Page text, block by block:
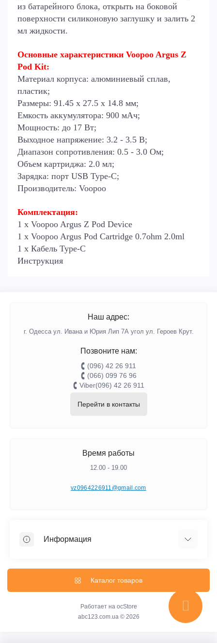
из батарейного блока, открыть на боковой
поверхности силиконовую заглушку и залить 2
мл жидкости.
Основные характеристики Voopoo Argus Z
Pod Kit:
Материал корпуса: алюминиевый сплав,
пластик;
Размеры: 91.45 х 27.5 х 14.8 мм;
Емкость аккумулятора: 900 мАч;
Мощность: до 17 Вт;
Выходное напряжение: 3.2 - 3.5 В;
Диапазон сопротивления: 0.5 - 3.0 Ом;
Объем картриджа: 2.0 мл;
Зарядка: порт USB Type-C;
Производитель: Voopoo
Комплектация:
1 х Voopoo Argus Z Pod Device
1 х Voopoo Argus Pod Cartridge 0.7ohm 2.0ml
1 х Кабель Type-C
Инструкция
Наш адрес:
г. Одесса ул. Ивана и Юрия Лип 7А угол ул. Героев Крут.
Позвоните нам:
(096) 42 26 911
(066) 099 76 96
Viber(096) 42 26 911
Перейти в контакты
Время работы
12.00 - 19.00
vz0964226911@gmail.com
Информация
Каталог товаров
Работает на ocStore
abc123.com.ua © 2026